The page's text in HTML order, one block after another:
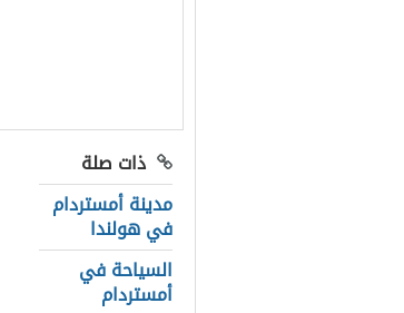
ذات صلة
مدينة أمستردام
في هولندا
السياحة في
أمستردام